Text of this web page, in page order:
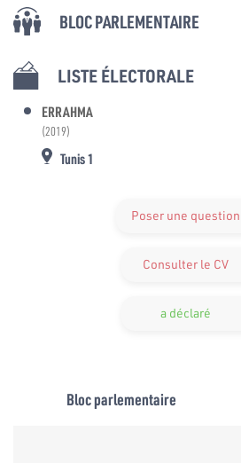
BLOC PARLEMENTAIRE
LISTE ÉLECTORALE
ERRAHMA
(2019)
Tunis 1
Poser une question
Consulter le CV
a déclaré
Bloc parlementaire